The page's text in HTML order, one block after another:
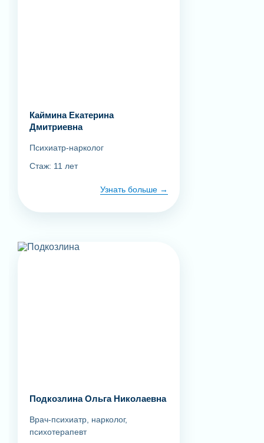
Каймина Екатерина
Дмитриевна
Психиатр-нарколог
Стаж: 11 лет
Узнать больше
Подкозлина Ольга Николаевна
Врач-психиатр, нарколог,
психотерапевт